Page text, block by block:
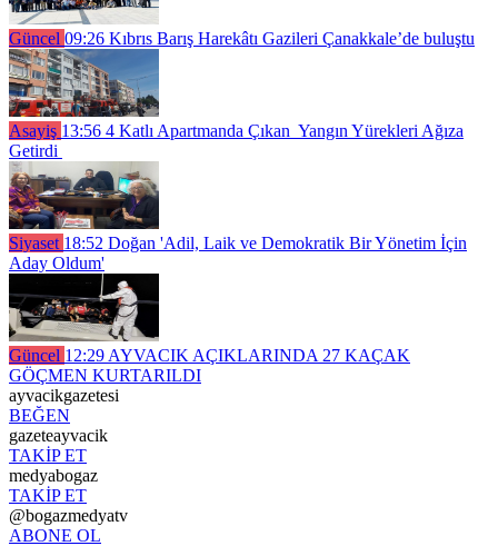
Güncel 09:26 Kıbrıs Barış Harekâtı Gazileri Çanakkale’de buluştu
Asayiş 13:56 4 Katlı Apartmanda Çıkan Yangın Yürekleri Ağıza
Getirdi
Siyaset 18:52 Doğan 'Adil, Laik ve Demokratik Bir Yönetim İçin
Aday Oldum'
Güncel 12:29 AYVACIK AÇIKLARINDA 27 KAÇAK
GÖÇMEN KURTARILDI
ayvacikgazetesi
BEĞEN
gazeteayvacik
TAKİP ET
medyabogaz
TAKİP ET
@bogazmedyatv
ABONE OL